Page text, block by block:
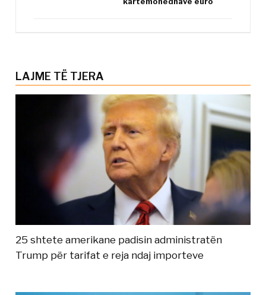
LAJME TË TJERA
25 shtete amerikane padisin administratën
Trump për tarifat e reja ndaj importeve